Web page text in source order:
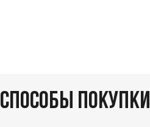
СПОСОБЫ ПОКУПКИ